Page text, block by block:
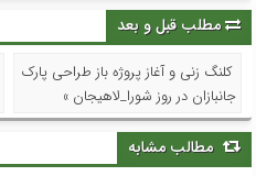
مطلب قبل و بعد
کلنگ زنی و آغاز پروژه باز طراحی پارک
جانبازان در روز شورا_لاهیجان »
مطالب مشابه